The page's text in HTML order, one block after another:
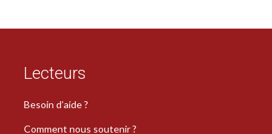
Lecteurs
Besoin d’aide ?
Comment nous soutenir ?